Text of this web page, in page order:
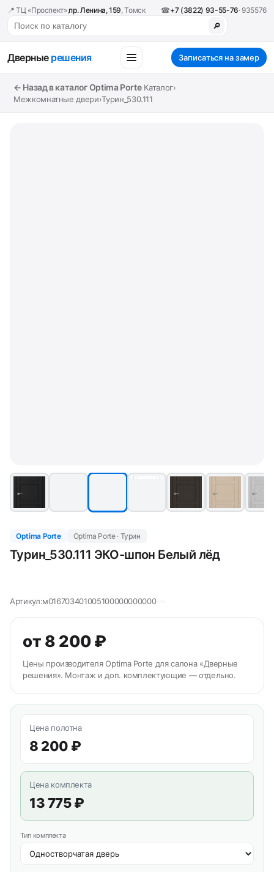
📍 ТЦ «Проспект»,пр. Ленина, 159, Томск ☎+7 (3822) 93-55-76· 935576
🔎
Дверные решения Записаться на замер
← Назад в каталог Optima Porte Каталог›
Межкомнатные двери›Турин_530.111
Optima Porte Optima Porte · Турин
Турин_530.111 ЭКО-шпон Белый лёд
Артикул:м016703401005100000000000
от 8 200 ₽
Цены производителя Optima Porte для салона «Дверные
решения». Монтаж и доп. комплектующие — отдельно.
Цена полотна
8 200 ₽
Цена комплекта
13 775 ₽
Тип комплекта